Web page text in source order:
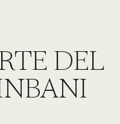
DEL